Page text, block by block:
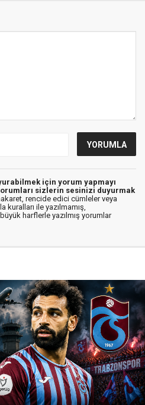
için yorum yapmayı
sizlerin sesinizi duyurmak
rencide edici cümleler veya
kuralları ile yazılmamış,
harflerle yazılmış yorumlar